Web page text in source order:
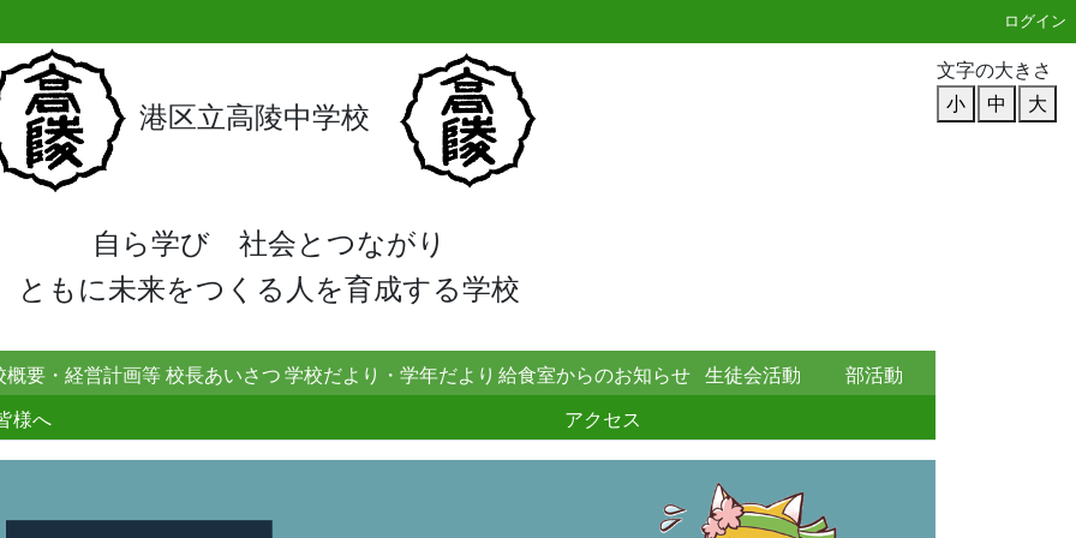
ログイン
文字の大きさ
小
中 大
港区立高陵中学校
自ら学び 社会とつながり
ともに未来をつくる人を育成する学校
概要・経営計画等 校長あいさつ 学校だより・学年だより 給食室からのお知らせ 生徒会活動 部活動
様へ アクセス